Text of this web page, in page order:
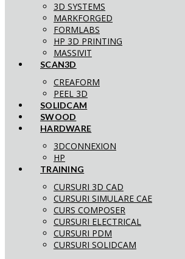
3D SYSTEMS
MARKFORGED
FORMLABS
HP 3D PRINTING
MASSIVIT
SCAN3D
CREAFORM
PEEL 3D
SOLIDCAM
SWOOD
HARDWARE
3DCONNEXION
HP
TRAINING
CURSURI 3D CAD
CURSURI SIMULARE CAE
CURS COMPOSER
CURSURI ELECTRICAL
CURSURI PDM
CURSURI SOLIDCAM